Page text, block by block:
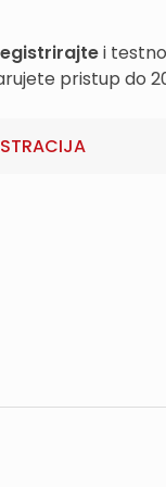
i
pristup do